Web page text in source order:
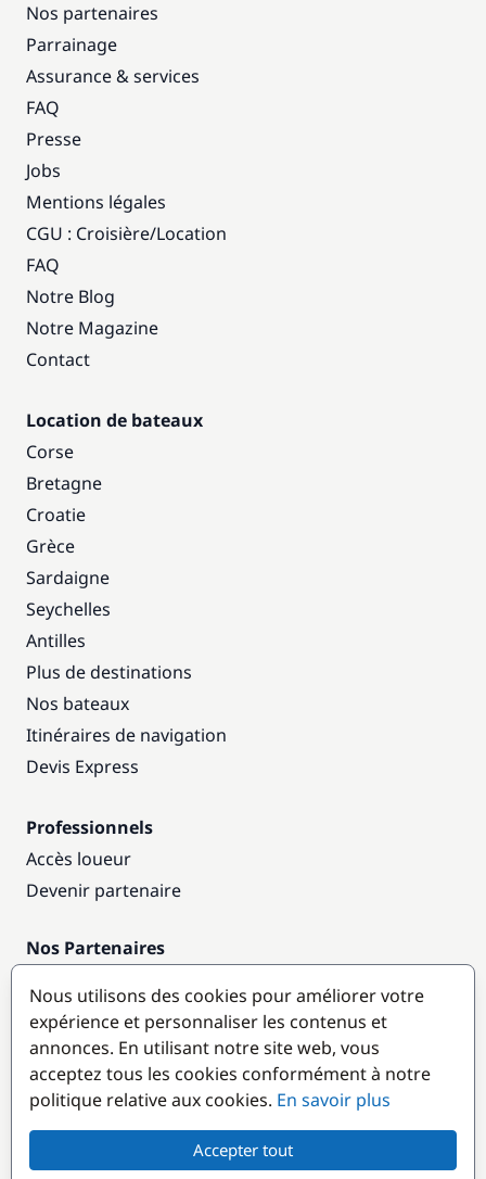
Nos partenaires
Parrainage
Assurance & services
FAQ
Presse
Jobs
Mentions légales
CGU : Croisière/Location
FAQ
Notre Blog
Notre Magazine
Contact
Location de bateaux
Corse
Bretagne
Croatie
Grèce
Sardaigne
Seychelles
Antilles
Plus de destinations
Nos bateaux
Itinéraires de navigation
Devis Express
Professionnels
Accès loueur
Devenir partenaire
Nos Partenaires
Destinations populaires
Nous utilisons des cookies pour améliorer votre
expérience et personnaliser les contenus et
annonces. En utilisant notre site web, vous
acceptez tous les cookies conformément à notre
politique relative aux cookies. En savoir plus
Accepter tout